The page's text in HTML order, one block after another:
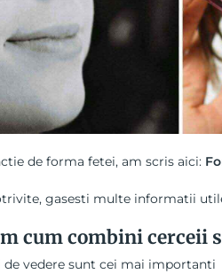
de forma fetei, am scris aici:
gasesti multe informatii
cum combini cerceii
vedere sunt cei mai importanti